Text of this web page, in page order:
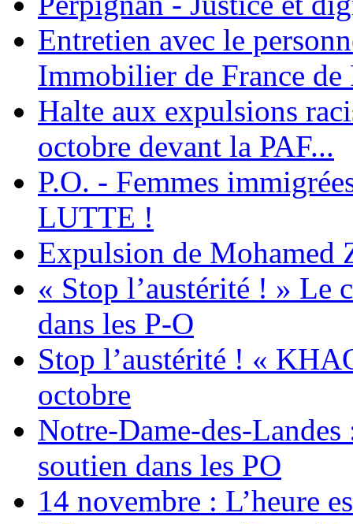
Entretien avec le
Immobilier de France de
Halte aux expulsions
octobre devant la PAF...
P.O. - Femmes
LUTTE !
Expulsion de Mohamed
« Stop l’austérité ! » Le
dans les P-O
Stop l’austérité ! «
octobre
Notre-Dame-des-
soutien dans les PO
14 novembre : L’heure